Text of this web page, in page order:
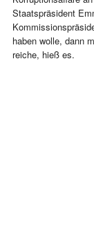
Staatspräsident
haben wolle, dann
reiche, hieß es.